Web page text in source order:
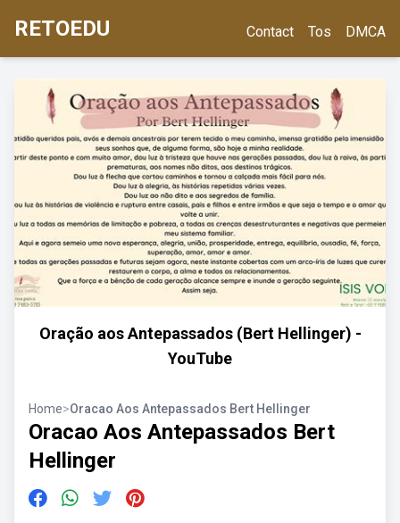
RETOEDU Contact Tos DMCA
Oração aos Antepassados (Bert Hellinger) -
YouTube
Home>Oracao Aos Antepassados Bert Hellinger
Oracao Aos Antepassados Bert
Hellinger